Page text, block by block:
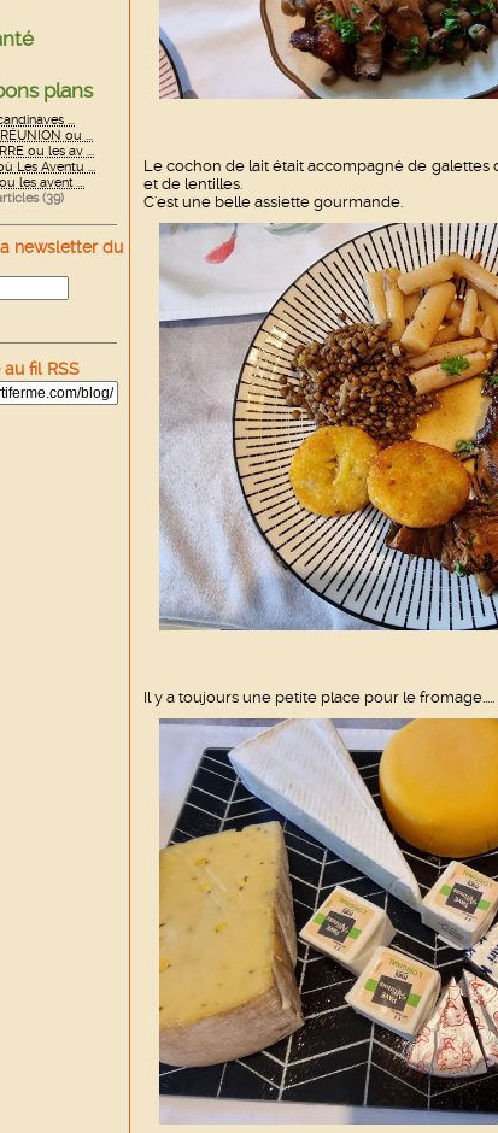
plans
...
ou ...
ou les av ...
Les Aventu ...
les avent ...
(39)
newsletter du
fil RSS
Le cochon de lait était accompagné de galettes
et de lentilles.
C'est une belle assiette gourmande.
Il y a toujours une petite place pour le fromage.....